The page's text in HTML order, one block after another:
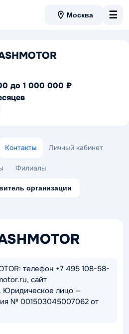
Москва ☰
до 1 000 000 ₽
Контакты Личный кабинет
Филиалы
организации
телефон +7 495 108-58-
сайт
Юридическое лицо —
№ 001503045007062 от